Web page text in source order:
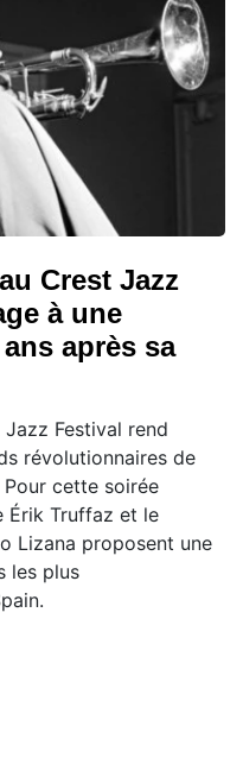
Crest Jazz
à une
après sa
Festival rend
révolutionnaires de
Pour cette soirée
Érik Truffaz et le
Lizana proposent une
les plus